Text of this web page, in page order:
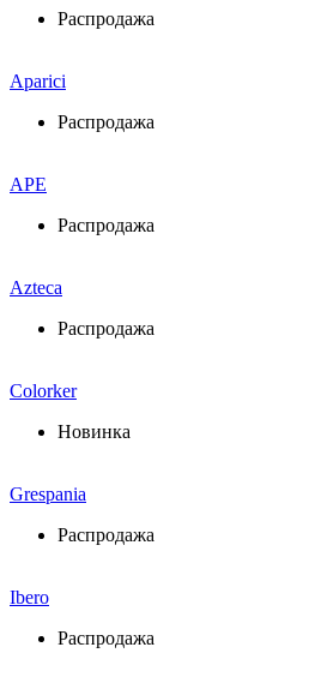
Распродажа
Aparici
Распродажа
APE
Распродажа
Azteca
Распродажа
Colorker
Новинка
Grespania
Распродажа
Ibero
Распродажа